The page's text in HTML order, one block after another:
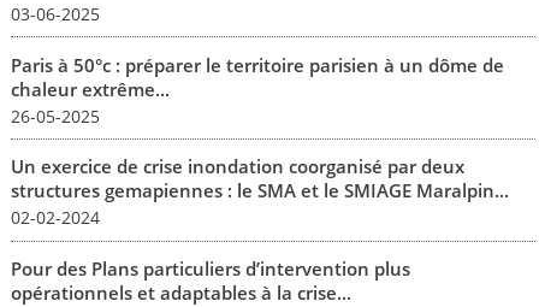
03-06-2025
Paris à 50°c : préparer le territoire parisien à un dôme de
chaleur extrême...
26-05-2025
Un exercice de crise inondation coorganisé par deux
structures gemapiennes : le SMA et le SMIAGE Maralpin...
02-02-2024
Pour des Plans particuliers d’intervention plus
opérationnels et adaptables à la crise...